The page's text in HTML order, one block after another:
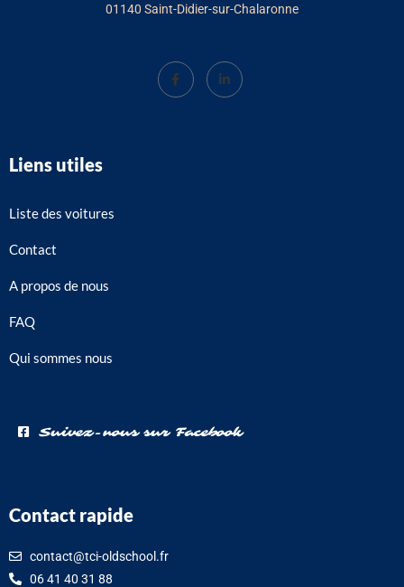
01140 Saint-Didier-sur-Chalaronne
Liens utiles
Liste des voitures
Contact
A propos de nous
FAQ
Qui sommes nous
Suivez-nous sur Facebook
Contact rapide
contact@tci-oldschool.fr
06 41 40 31 88